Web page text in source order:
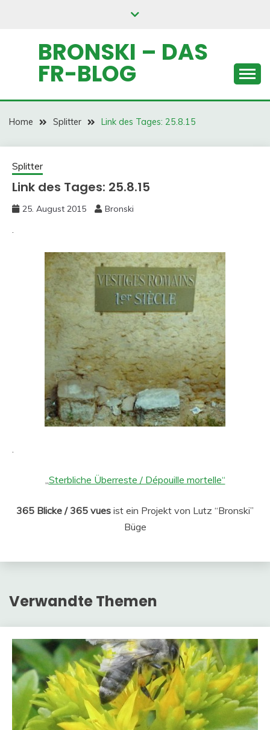
BRONSKI – DAS
FR-BLOG
Home Splitter Link des Tages: 25.8.15
Splitter
Link des Tages: 25.8.15
25. August 2015 Bronski
.
.
„Sterbliche Überreste / Dépouille mortelle“
365 Blicke / 365 vues ist ein Projekt von Lutz “Bronski”
Büge
Verwandte Themen